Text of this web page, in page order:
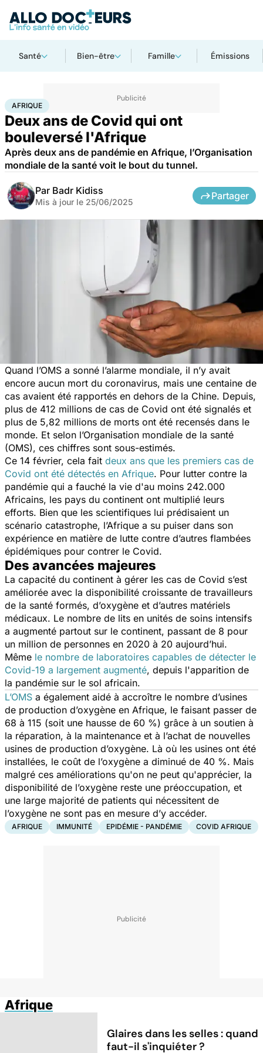
Santé Bien-être Famille Émissions
AccueilSanté Maladies infectieuses
AFRIQUE
Deux ans de Covid qui ont
bouleversé l'Afrique
Après deux ans de pandémie en Afrique, l’Organisation
mondiale de la santé voit le bout du tunnel.
Par Badr Kidiss
Mis à jour le 25/06/2025
Partager
Quand l’OMS a sonné l’alarme mondiale, il n’y avait
encore aucun mort du coronavirus, mais une centaine de
cas avaient été rapportés en dehors de la Chine. Depuis,
plus de 412 millions de cas de Covid ont été signalés et
plus de 5,82 millions de morts ont été recensés dans le
monde. Et selon l’Organisation mondiale de la santé
(OMS), ces chiffres sont sous-estimés.
Ce 14 février, cela fait deux ans que les premiers cas de
Covid ont été détectés en Afrique. Pour lutter contre la
pandémie qui a fauché la vie d'au moins 242.000
Africains, les pays du continent ont multiplié leurs
efforts. Bien que les scientifiques lui prédisaient un
scénario catastrophe, l’Afrique a su puiser dans son
expérience en matière de lutte contre d’autres flambées
épidémiques pour contrer le Covid.
Des avancées majeures
La capacité du continent à gérer les cas de Covid s’est
améliorée avec la disponibilité croissante de travailleurs
de la santé formés, d’oxygène et d’autres matériels
médicaux. Le nombre de lits en unités de soins intensifs
a augmenté partout sur le continent, passant de 8 pour
un million de personnes en 2020 à 20 aujourd’hui.
Même le nombre de laboratoires capables de détecter le
Covid-19 a largement augmenté, depuis l'apparition de
la pandémie sur le sol africain.
L’OMS a également aidé à accroître le nombre d’usines
de production d’oxygène en Afrique, le faisant passer de
68 à 115 (soit une hausse de 60 %) grâce à un soutien à
la réparation, à la maintenance et à l’achat de nouvelles
usines de production d’oxygène. Là où les usines ont été
installées, le coût de l’oxygène a diminué de 40 %. Mais
malgré ces améliorations qu'on ne peut qu'apprécier, la
disponibilité de l’oxygène reste une préoccupation, et
une large majorité de patients qui nécessitent de
l’oxygène ne sont pas en mesure d’y accéder.
AFRIQUE IMMUNITÉ EPIDÉMIE - PANDÉMIE COVID AFRIQUE
Afrique
Glaires dans les selles : quand
faut-il s'inquiéter ?